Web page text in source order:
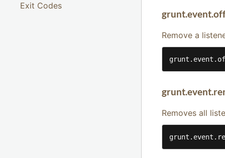
Remove a
Removes all
Exit Codes